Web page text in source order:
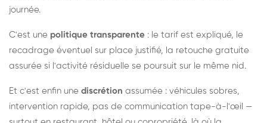
journée.
C'est une politique transparente : le tarif est expliqué, le
recadrage éventuel sur place justifié, la retouche gratuite
assurée si l'activité résiduelle se poursuit sur le même nid.
Et c'est enfin une discrétion assumée : véhicules sobres,
intervention rapide, pas de communication tape-à-l'œil —